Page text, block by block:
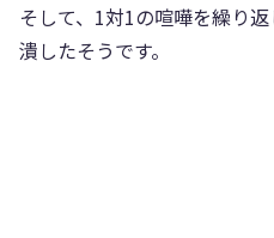
そして、1対1の喧嘩を繰り
潰したそうです。